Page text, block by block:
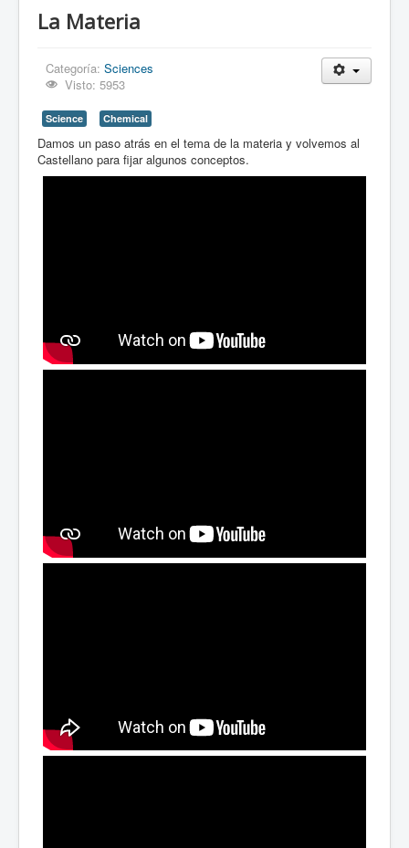
La Materia
Categoría: Sciences
Visto: 5953
Science Chemical
Damos un paso atrás en el tema de la materia y volvemos al
Castellano para fijar algunos conceptos.